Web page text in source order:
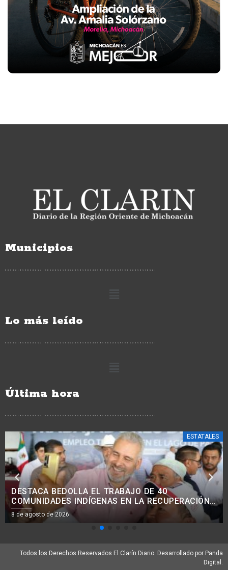
Municipios
Lo más leído
Última hora
ESTATALES
AVANZA MODERNIZACIÓN VIAL EN COMUNIDADES
INDÍGENAS, CON MEJORA DE 38 KM DE CAMINOS:
ROGELIO ZARAZÚA.<BR>
8 de agosto de 2026
Todos los Derechos Reservados El Clarín Diario. Desarrollado por Panda
Digital.